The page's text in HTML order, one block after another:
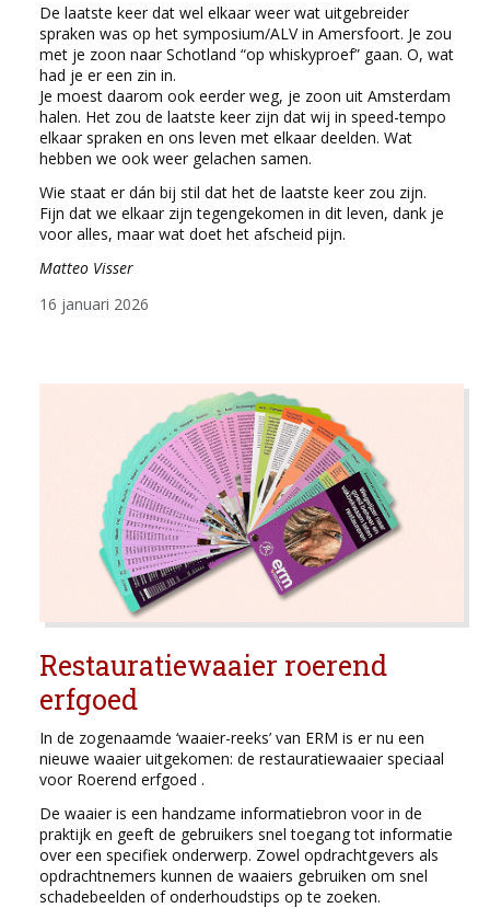
De laatste keer dat wel elkaar weer wat uitgebreider
spraken was op het symposium/ALV in Amersfoort. Je zou
met je zoon naar Schotland “op whiskyproef” gaan. O, wat
had je er een zin in.
Je moest daarom ook eerder weg, je zoon uit Amsterdam
halen. Het zou de laatste keer zijn dat wij in speed-tempo
elkaar spraken en ons leven met elkaar deelden. Wat
hebben we ook weer gelachen samen.
Wie staat er dán bij stil dat het de laatste keer zou zijn.
Fijn dat we elkaar zijn tegengekomen in dit leven, dank je
voor alles, maar wat doet het afscheid pijn.
Matteo Visser
16 januari 2026
Restauratiewaaier roerend
erfgoed
In de zogenaamde ‘waaier-reeks’ van ERM is er nu een
nieuwe waaier uitgekomen: de restauratiewaaier speciaal
voor Roerend erfgoed .
De waaier is een handzame informatiebron voor in de
praktijk en geeft de gebruikers snel toegang tot informatie
over een specifiek onderwerp. Zowel opdrachtgevers als
opdrachtnemers kunnen de waaiers gebruiken om snel
schadebeelden of onderhoudstips op te zoeken.